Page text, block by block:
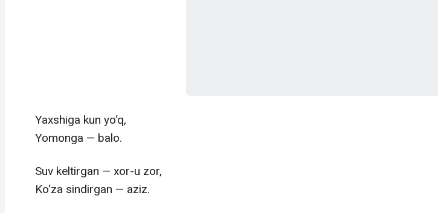
Yaxshiga kun yo‘q,
Yomonga — balo.
Suv keltirgan — xor-u zor,
Ko‘za sindirgan — aziz.